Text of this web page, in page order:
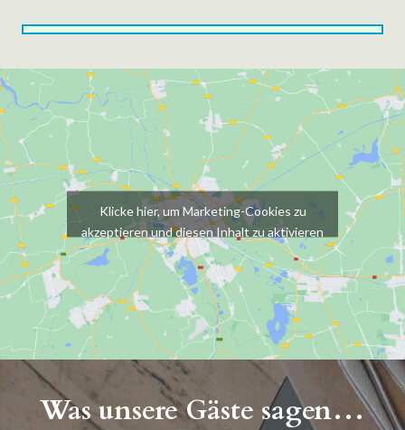
Klicke hier, um Marketing-Cookies zu
akzeptieren und diesen Inhalt zu aktivieren
Was unsere Gäste sagen…